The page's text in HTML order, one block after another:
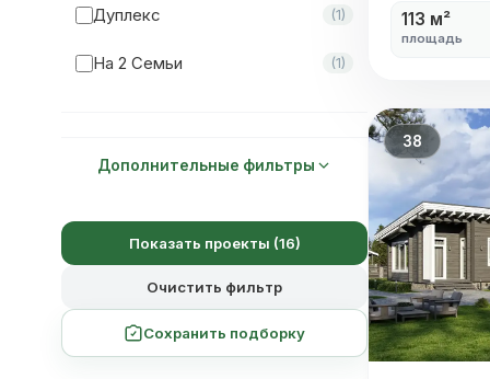
Дуплекс (1)
На 2 Семьи (1)
Дополнительные фильтры
Показать проекты (16)
Очистить фильтр
Сохранить подборку
113 м²
площадь
38